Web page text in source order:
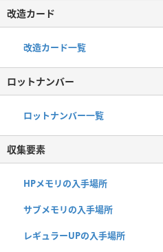
改造カード
改造カード一覧
ロットナンバー
ロットナンバー一覧
収集要素
HPメモリの入手場所
サブメモリの入手場所
レギュラーUPの入手場所